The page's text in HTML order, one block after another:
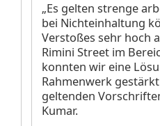
„Es gelten strenge
bei Nichteinhaltung
Verstoßes sehr hoch
Rimini Street im
konnten wir eine
Rahmenwerk
geltenden
Kumar.